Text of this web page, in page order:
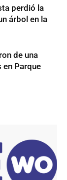
perdió la
árbol en la
de una
en Parque